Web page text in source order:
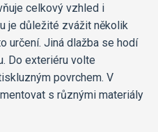
celkový vzhled i
je důležité zvážit několik
určení. Jiná dlažba se hodí
Do exteriéru volte
povrchem. V
s různými materiály